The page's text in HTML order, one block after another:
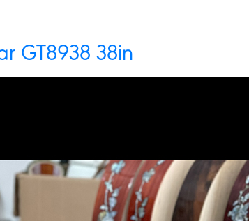
GT8938 38in